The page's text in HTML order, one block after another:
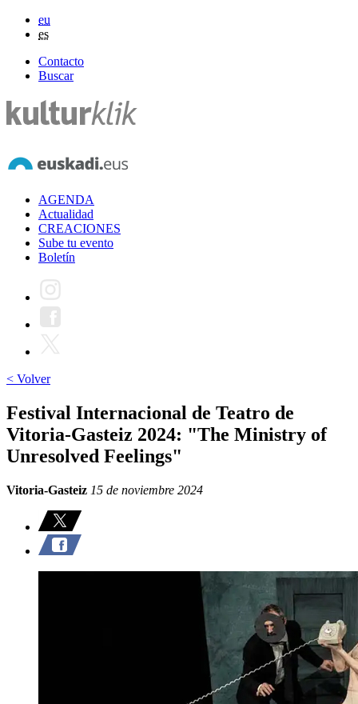
eu
es
Contacto
Buscar
AGENDA
Actualidad
CREACIONES
Sube tu evento
Boletín
< Volver
Festival Internacional de Teatro de
Vitoria-Gasteiz 2024: "The Ministry of
Unresolved Feelings"
Vitoria-Gasteiz 15 de noviembre 2024